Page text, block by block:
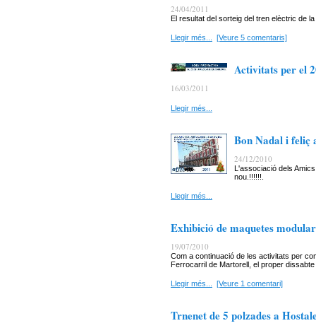
24/04/2011
El resultat del sorteig del tren elèctric de
Llegir més... [Veure 5 comentaris]
Activitats per el
16/03/2011
Llegir més...
Bon Nadal i feliç
24/12/2010
L'associació dels
nou.!!!!!!.
Llegir més...
Exhibició de maquetes
19/07/2010
Com a continuació de les activitats per
Ferrocarril de Martorell, el proper
Llegir més... [Veure 1 comentari]
Trnenet de 5 polzades a